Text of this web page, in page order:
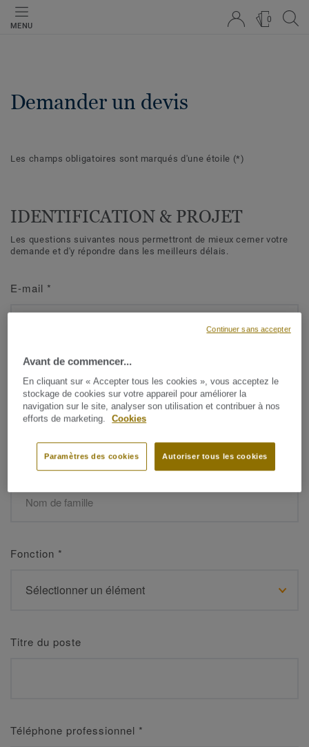
MENU
0
Demander un devis
Les champs obligatoires sont marqués d'une étoile (*)
IDENTIFICATION & PROJET
Les questions suivantes nous permettront de mieux cerner votre
demande et d'y répondre dans les meilleurs délais.
E-mail *
Prénom*
Fonction *
Titre du poste
Téléphone professionnel *
Avant de commencer...
En cliquant sur « Accepter tous les cookies », vous acceptez le
stockage de cookies sur votre appareil pour améliorer la
navigation sur le site, analyser son utilisation et contribuer à nos
efforts de marketing.
Cookies
Autoriser tous les cookies
Paramètres des cookies
Continuer sans accepter